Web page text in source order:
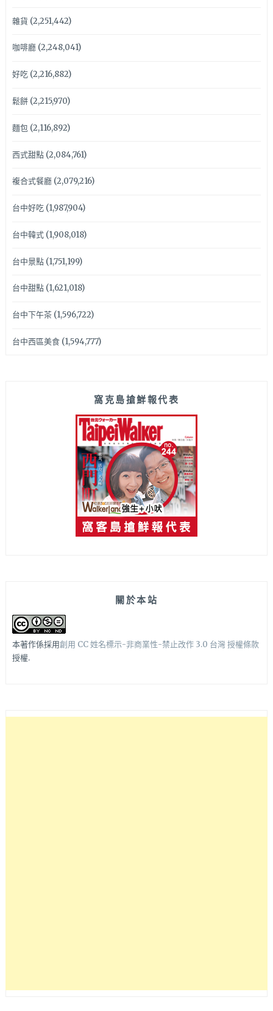
雜貨 (2,251,442)
咖啡廳(2,248,041)
好吃(2,216,882)
鬆餅(2,215,970)
麵包(2,116,892)
西式甜點(2,084,761)
複合式餐廳(2,079,216)
台中好吃(1,987,904)
台中韓式(1,908,018)
台中景點(1,751,199)
台中甜點(1,621,018)
台中下午茶(1,596,722)
台中西區美食(1,594,777)
窩克島搶鮮報代表
關於本站
本著作係採用創用 CC 姓名標示-非商業性-禁止改作 3.0 台灣 授權條款
授權.